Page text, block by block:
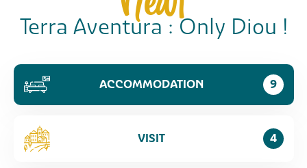
Terra Aventura : Only Diou !
ACCOMMODATION 9
VISIT 4